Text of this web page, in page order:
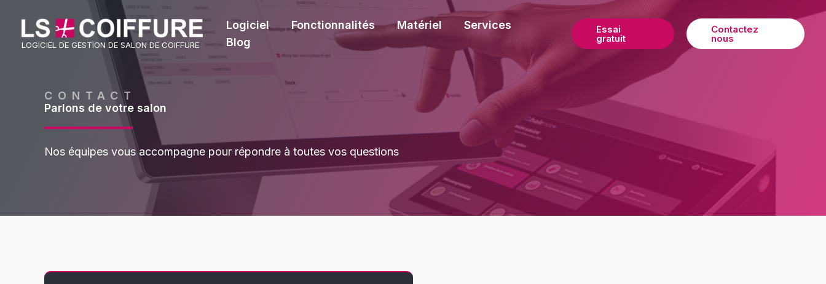
contenuLOGICIEL DE GESTION DE SALON DE COIFFURE
Logiciel Fonctionnalités Matériel
Services
Blog
Essai
gratuit
Contactez
nous
CONTACT
Parlons de votre salon
Nos équipes vous accompagne pour répondre à toutes vos questions